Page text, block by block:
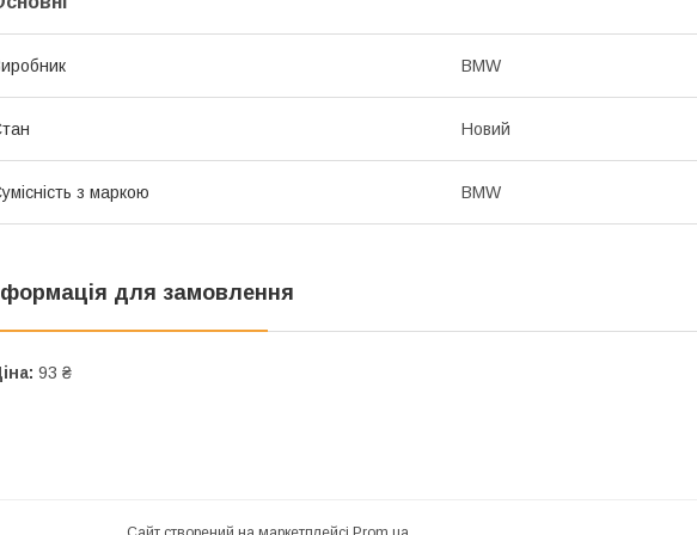
BMW
Новий
з маркою BMW
для замовлення
93 ₴